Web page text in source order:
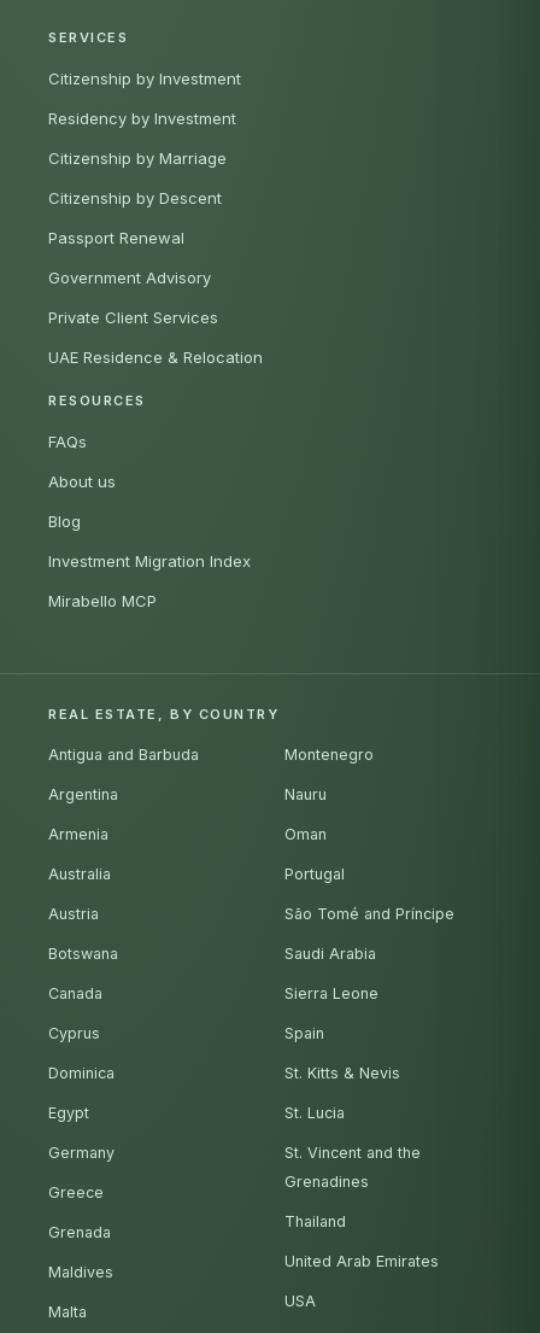
SERVICES
Citizenship by Investment
Residency by Investment
Citizenship by Marriage
Citizenship by Descent
Passport Renewal
Government Advisory
Private Client Services
UAE Residence & Relocation
RESOURCES
FAQs
About us
Blog
Investment Migration Index
Mirabello MCP
REAL ESTATE, BY COUNTRY
Antigua and Barbuda
Argentina
Armenia
Australia
Austria
Botswana
Canada
Cyprus
Dominica
Egypt
Germany
Greece
Grenada
Maldives
Malta
Montenegro
Nauru
Oman
Portugal
São Tomé and Príncipe
Saudi Arabia
Sierra Leone
Spain
St. Kitts & Nevis
St. Lucia
St. Vincent and the
Grenadines
Thailand
United Arab Emirates
USA